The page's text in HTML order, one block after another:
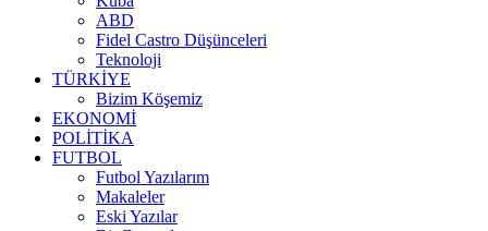
ABD
Fidel Castro Düşünceleri
Teknoloji
TÜRKİYE
Bizim Köşemiz
EKONOMİ
POLİTİKA
FUTBOL
Futbol Yazılarım
Makaleler
Eski Yazılar